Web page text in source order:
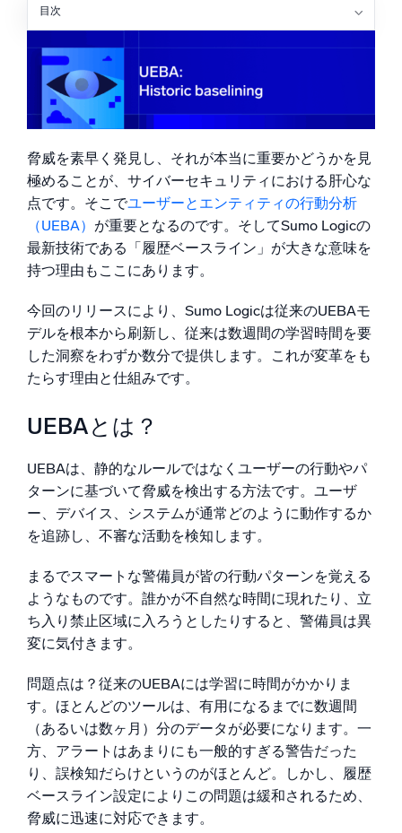
AI/ML 搭載
独自アルゴリズム、機械学習、生成AI
インテリジェントセキュリティ運用
SIEM
脅威を迅速に発見し、より賢く対応
セキュリティ用ログ
強力なログ可視化でクラウドセキュリティを解放
ダイナミックオブザーバビリティ
監視とトラブルシューティング
包括的な可視性で検出・解決
信頼され、認定済み
目次
Sumo Logicの画期的な技術：履歴ベースライン
効果を発揮する場所
大きな利点は何か？
結論：セキュリティチームは格段にスマートになった
脅威を素早く発見し、それが本当に重要かどうかを見
極めることが、サイバーセキュリティにおける肝心な
点です。そこでユーザーとエンティティの行動分析
（UEBA） が重要となるのです。そしてSumo Logicの
最新技術である「履歴ベースライン」が大きな意味を
持つ理由もここにあります。
今回のリリースにより、Sumo Logicは従来のUEBAモ
デルを根本から刷新し、従来は数週間の学習時間を要
した洞察をわずか数分で提供します。これが変革をも
たらす理由と仕組みです。
UEBAとは？
UEBAは、静的なルールではなくユーザーの行動やパ
ターンに基づいて脅威を検出する方法です。ユーザ
ー、デバイス、システムが通常どのように動作するか
を追跡し、不審な活動を検知します。
まるでスマートな警備員が皆の行動パターンを覚える
ようなものです。誰かが不自然な時間に現れたり、立
ち入り禁止区域に入ろうとしたりすると、警備員は異
変に気付きます。
問題点は？従来のUEBAには学習に時間がかかりま
す。ほとんどのツールは、有用になるまでに数週間
（あるいは数ヶ月）分のデータが必要になります。一
方、アラートはあまりにも一般的すぎる警告だった
り、誤検知だらけというのがほとんど。しかし、履歴
ベースライン設定によりこの問題は緩和されるため、
脅威に迅速に対応できます。